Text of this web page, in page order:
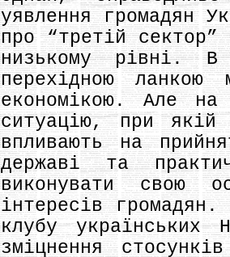
уявлення громадян
про “третій
низькому рівні.
перехідною ланкою
економікою. Але
ситуацію, при якій
впливають на
державі та
виконувати свою
інтересів громадян.
клубу
зміцнення